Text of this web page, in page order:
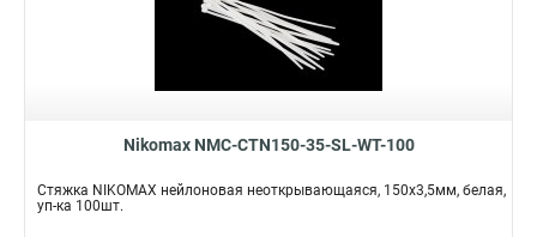
Nikomax NMC-CTN150-35-SL-WT-100
Стяжка NIKOMAX нейлоновая неоткрывающаяся, 150х3,5мм, белая,
уп-ка 100шт.